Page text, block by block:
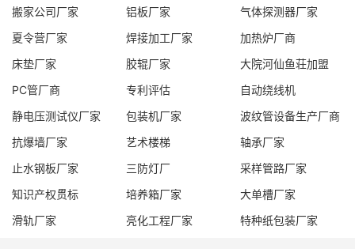
搬家公司厂家
铝板厂家
气体探测器厂家
夏令营厂家
焊接加工厂家
加热炉厂商
床垫厂家
胶辊厂家
大院河仙鱼荘加盟
PC管厂商
专利评估
自动绕线机
静电压测试仪厂家
包装机厂家
波纹管设备生产厂商
抗爆墙厂家
艺术楼梯
轴承厂家
止水钢板厂家
三防灯厂
采样管路厂家
知识产权贯标
培养箱厂家
大单槽厂家
滑轨厂家
亮化工程厂家 特种纸包装厂家